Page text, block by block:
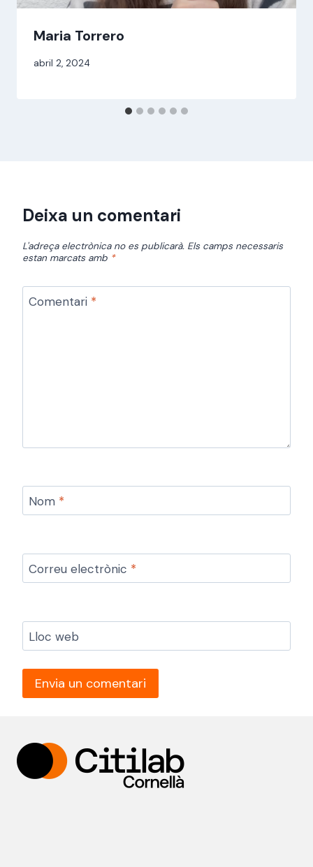
Maria Torrero
Per
abril 2, 2024
Deixa un comentari
L'adreça electrònica no es publicarà. Els camps necessaris
estan marcats amb *
Comentari *
Nom *
Correu electrònic *
Lloc web